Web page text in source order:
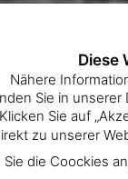
Diese
Nähere
Sie in unserer
Sie auf
zu unserer
Sie die Coockies